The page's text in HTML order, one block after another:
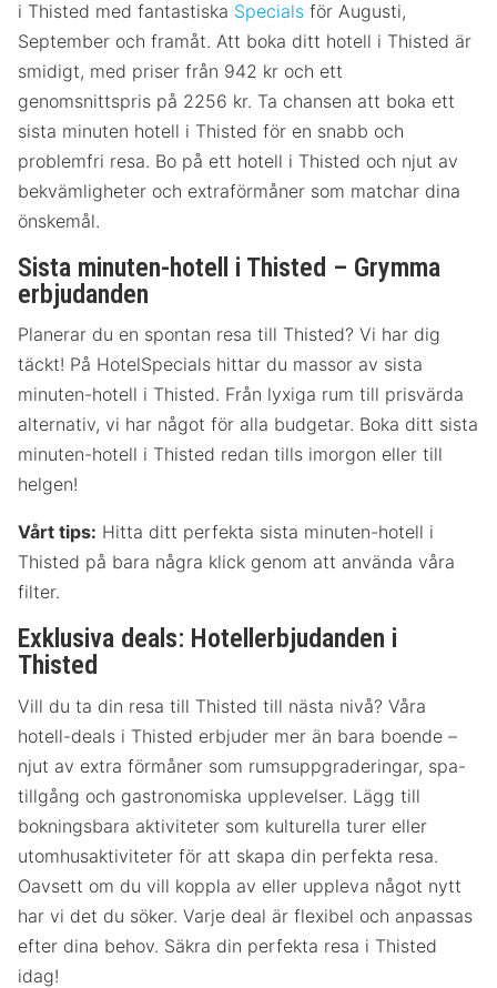
i Thisted med fantastiska Specials för Augusti,
September och framåt. Att boka ditt hotell i Thisted är
smidigt, med priser från 942 kr och ett
genomsnittspris på 2256 kr. Ta chansen att boka ett
sista minuten hotell i Thisted för en snabb och
problemfri resa. Bo på ett hotell i Thisted och njut av
bekvämligheter och extraförmåner som matchar dina
önskemål.
Sista minuten-hotell i Thisted – Grymma
erbjudanden
Planerar du en spontan resa till Thisted? Vi har dig
täckt! På HotelSpecials hittar du massor av sista
minuten-hotell i Thisted. Från lyxiga rum till prisvärda
alternativ, vi har något för alla budgetar. Boka ditt sista
minuten-hotell i Thisted redan tills imorgon eller till
helgen!
Vårt tips: Hitta ditt perfekta sista minuten-hotell i
Thisted på bara några klick genom att använda våra
filter.
Exklusiva deals: Hotellerbjudanden i
Thisted
Vill du ta din resa till Thisted till nästa nivå? Våra
hotell-deals i Thisted erbjuder mer än bara boende –
njut av extra förmåner som rumsuppgraderingar, spa-
tillgång och gastronomiska upplevelser. Lägg till
bokningsbara aktiviteter som kulturella turer eller
utomhusaktiviteter för att skapa din perfekta resa.
Oavsett om du vill koppla av eller uppleva något nytt
har vi det du söker. Varje deal är flexibel och anpassas
efter dina behov. Säkra din perfekta resa i Thisted
idag!